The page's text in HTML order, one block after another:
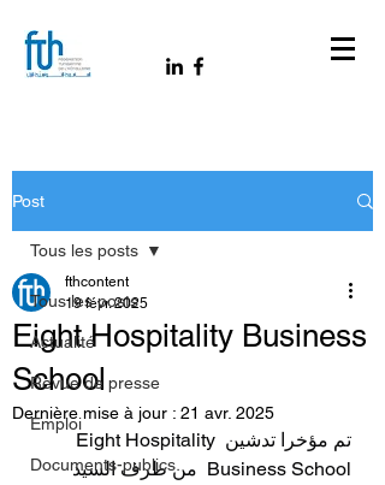
Post
Tous les posts
Actualité
Revue de presse
Emploi
Documents-publics
Tous les posts
Eight Hospitality Business
School
fthcontent
19 févr. 2025
Dernière mise à jour : 21 avr. 2025
تم مؤخرا تدشين Eight Hospitality
Business School  من طرف السيد